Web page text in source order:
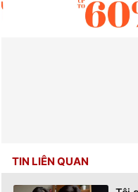
TIN LIÊN QUAN